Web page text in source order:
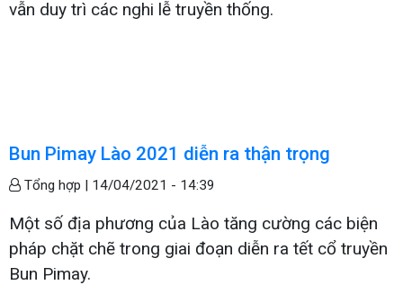
vẫn duy trì các nghi lễ truyền thống.
Bun Pimay Lào 2021 diễn ra thận trọng
Tổng hợp | 14/04/2021 - 14:39
Một số địa phương của Lào tăng cường các biện
pháp chặt chẽ trong giai đoạn diễn ra tết cổ truyền
Bun Pimay.